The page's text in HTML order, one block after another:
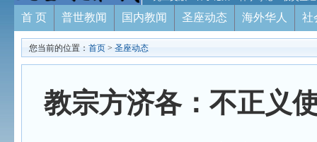
首 页 普世教闻 国内教闻 圣座动态 海外华人 社
您当前的位置： 首页 > 圣座动态
教宗方济各：不正义